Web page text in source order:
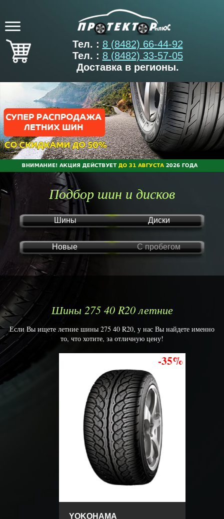
Тел. : 8 (8482) 66-44-92
Тел. : 8 (8482) 33-57-05
Доставка в регионы.
Подбор шин и дисков
Шины Диски
Новые С пробегом
Шины 275 40 R20 летние
Если Вы ищете летние шины 275 40 R20, у нас Вы найдете именно
то, что хотите, за отличную цену!
-35%
YOKOHAMA